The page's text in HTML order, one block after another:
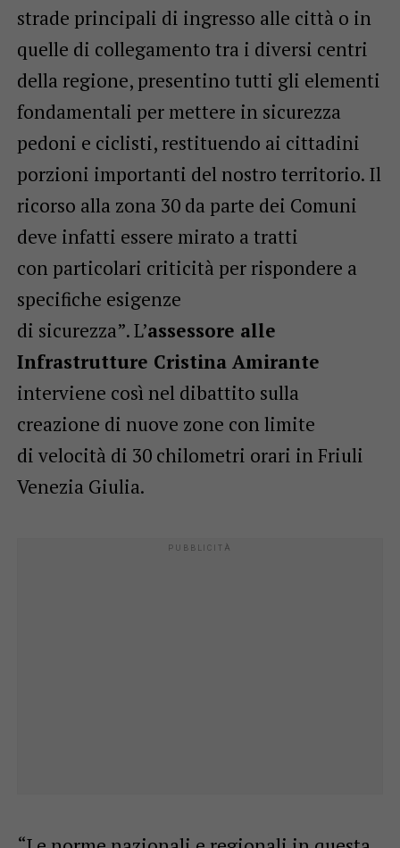
strade principali di ingresso alle città o in
quelle di collegamento tra i diversi centri
della regione, presentino tutti gli elementi
fondamentali per mettere in sicurezza
pedoni e ciclisti, restituendo ai cittadini
porzioni importanti del nostro territorio. Il
ricorso alla zona 30 da parte dei Comuni
deve infatti essere mirato a tratti
con particolari criticità per rispondere a
specifiche esigenze
di sicurezza”. L’assessore alle
Infrastrutture Cristina Amirante
interviene così nel dibattito sulla
creazione di nuove zone con limite
di velocità di 30 chilometri orari in Friuli
Venezia Giulia.